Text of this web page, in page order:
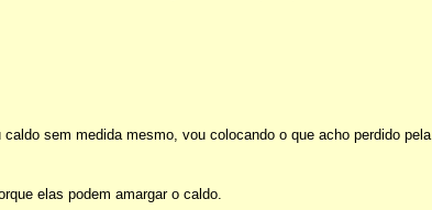
sem medida mesmo, vou colocando o que acho perdido pela
elas podem amargar o caldo.